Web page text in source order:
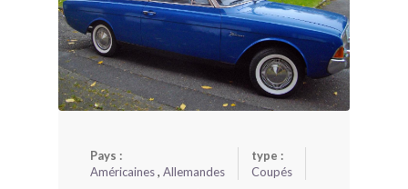
Pays :
Américaines, Allemandes
type :
Coupés